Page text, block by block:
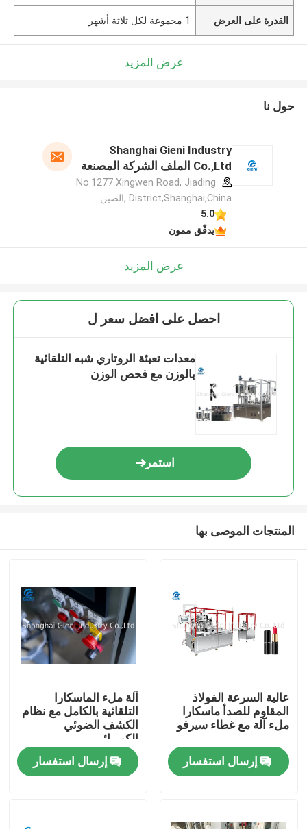
القدرة على العرض 1 مجموعة لكل ثلاثة أشهر
عرض المزيد
حول نا
Shanghai Gieni Industry
Co.,Ltd الملف الشركة المصنعة
No.1277 Xingwen Road, Jiading
District,Shanghai,China ,الصين
5.0
يدقّق ممون
عرض المزيد
احصل على افضل سعر ل
معدات تعبئة الروتاري شبه التلقائية
بالوزن مع فحص الوزن
استمر
المنتجات الموصى بها
عالية السرعة الفولاذ
المقاوم للصدأ ماسكارا
ملء آلة مع غطاء سيرفو
إرسال استفسار
آلة ملء الماسكارا
التلقائية بالكامل مع نظام
الكشف الضوئي
الكهربائي
إرسال استفسار